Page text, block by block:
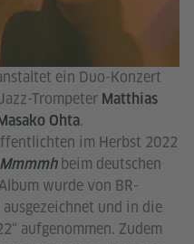
ein Duo-Konzert
Trompeter Matthias
Masako Ohta.
im Herbst 2022
Mmmmhbeim deutschen
wurde von BR-
ausgezeichnet und in die
aufgenommen. Zudem